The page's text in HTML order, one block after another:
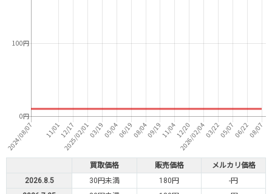
買取価格 販売価格
メルカリ価格
2026.8.5
30円未満 180円
-円